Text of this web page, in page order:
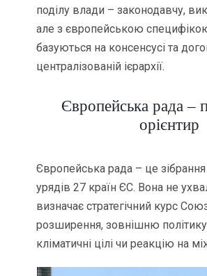
поділу влади – законодавчу,
але з європейською
базуються на консенсусі та
централізованій ієрархії.
Європейська рада –
орієнтир
Європейська рада – це
урядів 27 країн ЄС. Вона не
визначає стратегічний курс
розширення, зовнішню
кліматичні цілі чи реакцію на